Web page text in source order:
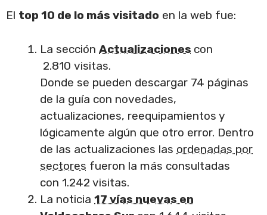
El top 10 de lo más visitado en la web fue:
La sección Actualizaciones con
2.810 visitas.
Donde se pueden descargar 74 páginas
de la guía con novedades,
actualizaciones, reequipamientos y
lógicamente algún que otro error. Dentro
de las actualizaciones las ordenadas por
sectores fueron la más consultadas
con 1.242 visitas.
La noticia 17 vías nuevas en